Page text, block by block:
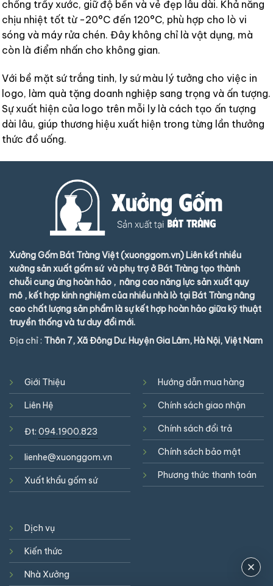
chống trầy xước, giữ độ bền và vẻ đẹp lâu dài. Khả năng
chịu nhiệt tốt từ -20°C đến 120°C, phù hợp cho lò vi
sóng và máy rửa chén. Đây không chỉ là vật dụng, mà
còn là điểm nhấn cho không gian.
Với bề mặt sứ trắng tinh, ly sứ màu lý tưởng cho việc in
logo, làm quà tặng doanh nghiệp sang trọng và ấn tượng.
Sự xuất hiện của logo trên mỗi ly là cách tạo ấn tượng
dài lâu, giúp thương hiệu xuất hiện trong từng lần thưởng
thức đồ uống.
Xưởng Gốm Bát Tràng Việt (xuonggom.vn) Liên kết nhiều
xưởng sản xuất gốm sứ và phụ trợ ở Bát Tràng tạo thành
chuỗi cung ứng hoàn hảo , nâng cao năng lực sản xuất quy
mô , kết hợp kinh nghiệm của nhiều nhà lò tại Bát Tràng nâng
cao chất lượng sản phẩm là sự kết hợp hoàn hảo giữa kỹ thuật
truyền thống và tư duy đổi mới.
Địa chỉ : Thôn 7, Xã Đông Dư. Huyện Gia Lâm, Hà Nội, Việt Nam
Giới Thiệu
Liên Hệ
Đt: 094.1900.823
lienhe@xuonggom.vn
Xuất khẩu gốm sứ
Hướng dẫn mua hàng
Chính sách giao nhận
Chính sách đổi trả
Chính sách bảo mật
Phương thức thanh toán
Dịch vụ
Kiến thức
Nhà Xưởng